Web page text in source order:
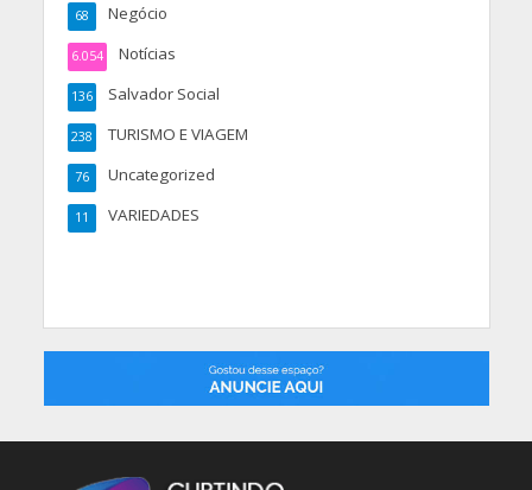
Negócio
68
Notícias
6.054
Salvador Social
136
TURISMO E VIAGEM
238
Uncategorized
76
VARIEDADES
11